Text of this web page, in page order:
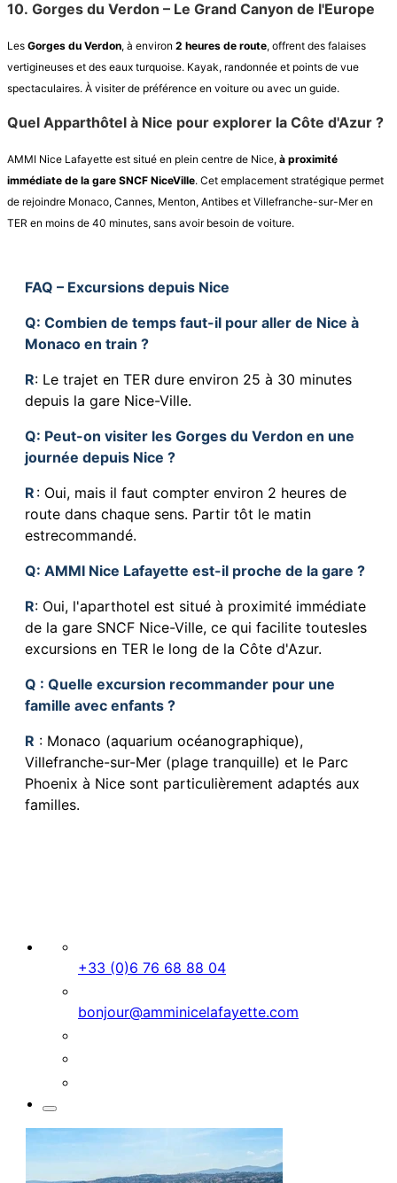
10. Gorges du Verdon – Le Grand Canyon de l'Europe
Les Gorges du Verdon, à environ 2 heures de route, offrent des falaises
vertigineuses et des eaux turquoise. Kayak, randonnée et points de vue
spectaculaires. À visiter de préférence en voiture ou avec un guide.
Quel Apparthôtel à Nice pour explorer la Côte d'Azur ?
AMMI Nice Lafayette est situé en plein centre de Nice, à proximité
immédiate de la gare SNCF NiceVille. Cet emplacement stratégique permet
de rejoindre Monaco, Cannes, Menton, Antibes et Villefranche-sur-Mer en
TER en moins de 40 minutes, sans avoir besoin de voiture.
FAQ – Excursions depuis Nice
Q: Combien de temps faut-il pour aller de Nice à
Monaco en train ?
R: Le trajet en TER dure environ 25 à 30 minutes
depuis la gare Nice-Ville.
Q: Peut-on visiter les Gorges du Verdon en une
journée depuis Nice ?
R : Oui, mais il faut compter environ 2 heures de
route dans chaque sens. Partir tôt le matin
estrecommandé.
Q: AMMI Nice Lafayette est-il proche de la gare ?
R: Oui, l'aparthotel est situé à proximité immédiate
de la gare SNCF Nice-Ville, ce qui facilite toutesles
excursions en TER le long de la Côte d'Azur.
Q : Quelle excursion recommander pour une
famille avec enfants ?
R : Monaco (aquarium océanographique),
Villefranche-sur-Mer (plage tranquille) et le Parc
Phoenix à Nice sont particulièrement adaptés aux
familles.
+33 (0)6 76 68 88 04
bonjour@amminicelafayette.com